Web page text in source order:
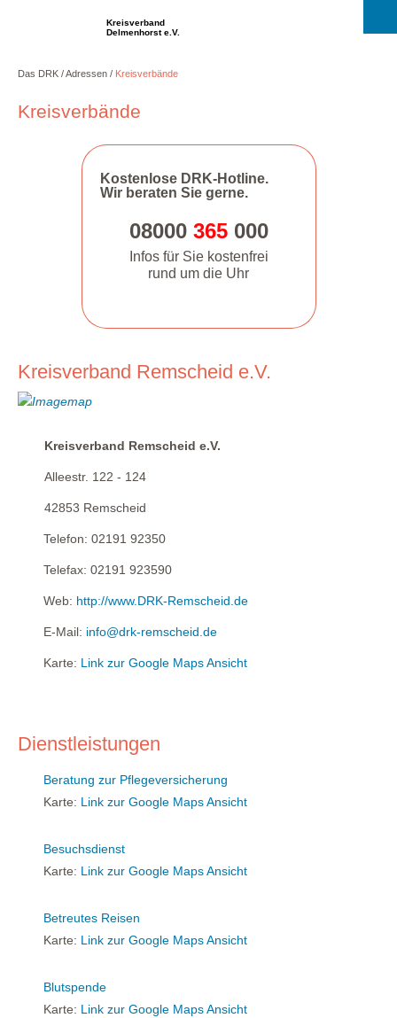
Kreisverband
Delmenhorst e.V.
Das DRK Adressen Kreisverbände
Kreisverbände
Kostenlose DRK-Hotline.
Wir beraten Sie gerne.
08000 365000
Infos für Sie kostenfrei
rund um die Uhr
Kreisverband Remscheid e.V.
Kreisverband Remscheid e.V.
Alleestr. 122 - 124
42853 Remscheid
Telefon: 02191 92350
Telefax: 02191 923590
Web: http://www.DRK-Remscheid.de
E-Mail: info@drk-remscheid.de
Karte: Link zur Google Maps Ansicht
Dienstleistungen
Beratung zur Pflegeversicherung
Karte: Link zur Google Maps Ansicht
Besuchsdienst
Karte: Link zur Google Maps Ansicht
Betreutes Reisen
Karte: Link zur Google Maps Ansicht
Blutspende
Karte: Link zur Google Maps Ansicht